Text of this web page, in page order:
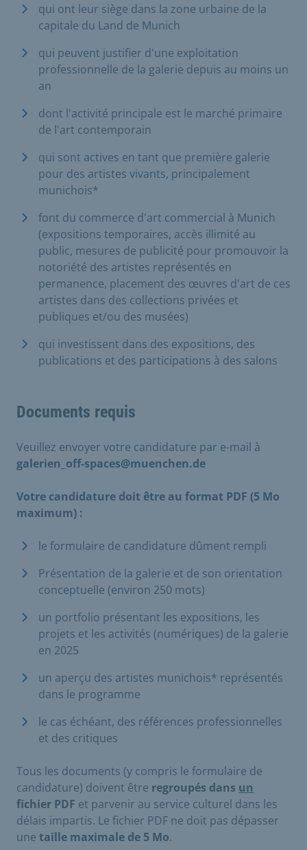
qui ont leur siège dans la zone urbaine de la
capitale du Land de Munich
qui peuvent justifier d'une exploitation
professionnelle de la galerie depuis au moins un
an
dont l'activité principale est le marché primaire
de l'art contemporain
qui sont actives en tant que première galerie
pour des artistes vivants, principalement
munichois*
font du commerce d'art commercial à Munich
(expositions temporaires, accès illimité au
public, mesures de publicité pour promouvoir la
notoriété des artistes représentés en
permanence, placement des œuvres d'art de ces
artistes dans des collections privées et
publiques et/ou des musées)
qui investissent dans des expositions, des
publications et des participations à des salons
Documents requis
Veuillez envoyer votre candidature par e-mail à
galerien_off-spaces@muenchen.de
Votre candidature doit être au format PDF (5 Mo
maximum) :
le formulaire de candidature dûment rempli
Présentation de la galerie et de son orientation
conceptuelle (environ 250 mots)
un portfolio présentant les expositions, les
projets et les activités (numériques) de la galerie
en 2025
un aperçu des artistes munichois* représentés
dans le programme
le cas échéant, des références professionnelles
et des critiques
Tous les documents (y compris le formulaire de
candidature) doivent être regroupés dans un
fichier PDF et parvenir au service culturel dans les
délais impartis. Le fichier PDF ne doit pas dépasser
une taille maximale de 5 Mo.